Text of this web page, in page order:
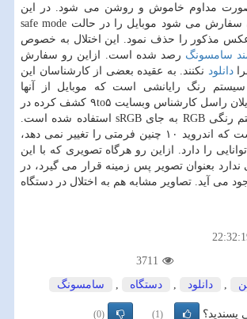
صورت مداوم خاموش و روشن می شود. در این
وضعیت به کاربران سفارش می شود موبایل را در حالت safe mode
عکس مذکور را حذف نمود. این اختلال به خصوص
سامسونگ رصد شده است. ازاین رو سفارش
دانلود نکنند. به عقیده بعضی از کارشناسان این
سیستم رنگ رایانشی است که موبایل از آنها
پشتیبانی می کند. دیلان راسل کارشناس وبسایت ۹to۵ کشف کرده در
این تصویر از سیستم رنگی RGB به جای sRGB استفاده شده است.
این در شرایطی است که اندروید ۱۰ چنین فرمتی را تغییر نمی دهد،
۱۱ این توانایی را دارد. ازاین رو هرگاه تصویری که با این
بعنوان تصویر پس زمینه قرار می گیرد، در
می آید. تصاویر مشابه هم به اختلال در دستگاه
3711
, دانلود , دستگاه , سامسونگ
پسندید؟ (1)
(0)